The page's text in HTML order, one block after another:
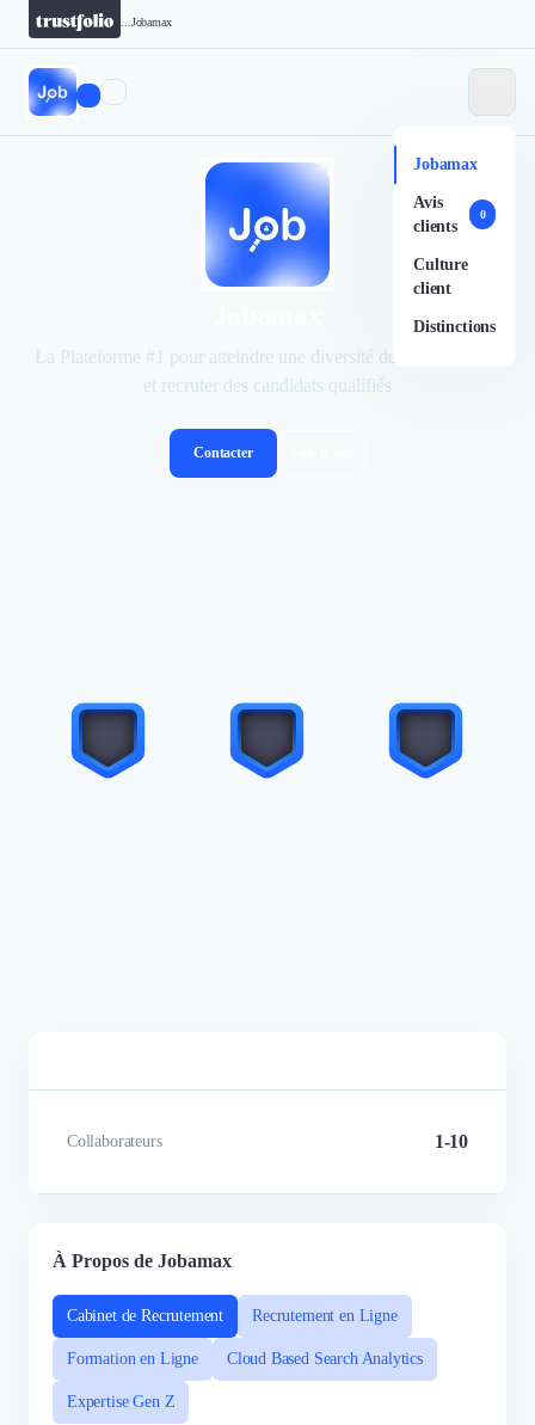
Jobamax
Jobamax
Avis
clients
0
Culture
client
Distinctions
La Plateforme #1 pour atteindre une diversité de jeunes talents
et recruter des candidats qualifiés
Contacter
Collaborateurs 1-10
À Propos de Jobamax
Cabinet de Recrutement Recrutement en Ligne
Formation en Ligne Cloud Based Search Analytics
Expertise Gen Z